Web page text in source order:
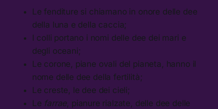
Le fenditure si chiamano in onore delle dee
della luna e della caccia;
I colli portano i nomi delle dee dei mari e
degli oceani;
Le corone, piane ovali del pianeta, hanno il
nome delle dee della fertilità;
Le creste, le dee dei cieli;
Le farrae, pianure rialzate, delle dee delle